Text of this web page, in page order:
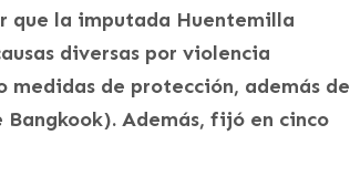
que la imputada Huentemilla
diversas por violencia
de protección, además de
Además, fijó en cinco